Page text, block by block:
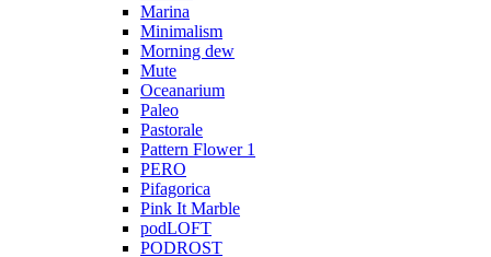
Marina
Minimalism
Morning dew
Mute
Oceanarium
Paleo
Pastorale
Pattern Flower 1
PERO
Pifagorica
Pink It Marble
podLOFT
PODROST